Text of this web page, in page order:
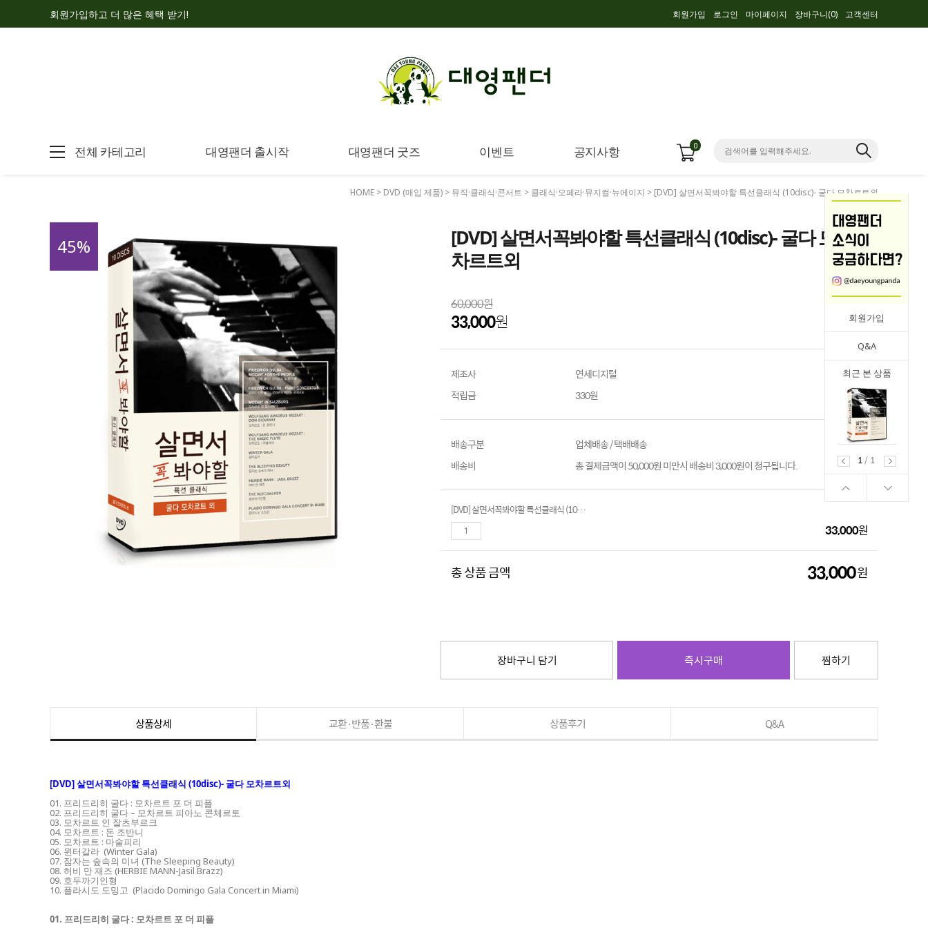
회원가입하고 더 많은 혜택 받기! 회원가입 로그인 마이페이지 장바구니(0) 고객센터
전체 카테고리 대영팬더 출시작 대영팬더 굿즈 이벤트 공지사항 0
회원가입
Q&A
최근 본 상품
1
/ 1
HOME > DVD (매입 제품) > 뮤직·클래식·콘서트 > 클래식·오페라·뮤지컬·뉴에이지 > [DVD] 살면서꼭봐야할 특선클래식 (10disc)- 굴다 모차르트외
45%
[DVD] 살면서꼭봐야할 특선클래식 (10disc)- 굴다 모
차르트외
60,000원
33,000원
제조사
연세디지털
적립금
330원
배송구분
업체배송 / 택배배송
배송비
총 결제금액이 50,000원 미만시 배송비 3,000원이 청구됩니다.
[DVD] 살면서꼭봐야할 특선클래식 (10disc)- 굴다 모차르트외
33,000원
총 상품 금액 33,000원
장바구니 담기 즉시구매 찜하기
상품상세 교환·반품·환불 상품후기 Q&A
[DVD] 살면서꼭봐야할 특선클래식 (10disc)- 굴다 모차르트외
01. 프리드리히 굴다 : 모차르트 포 더 피플
02. 프리드리히 굴다 – 모차르트 피아노 콘체르토
03. 모차르트 인 잘츠부르크
04. 모차르트 : 돈 조반니
05. 모차르트 : 마술피리
06. 윈터갈라 (Winter Gala)
07. 잠자는 숲속의 미녀 (The Sleeping Beauty)
08. 허비 만 재즈 (HERBIE MANN-Jasil Brazz)
09. 호두까기인형
10. 플라시도 도밍고 (Placido Domingo Gala Concert in Miami)
01. 프리드리히 굴다 : 모차르트 포 더 피플